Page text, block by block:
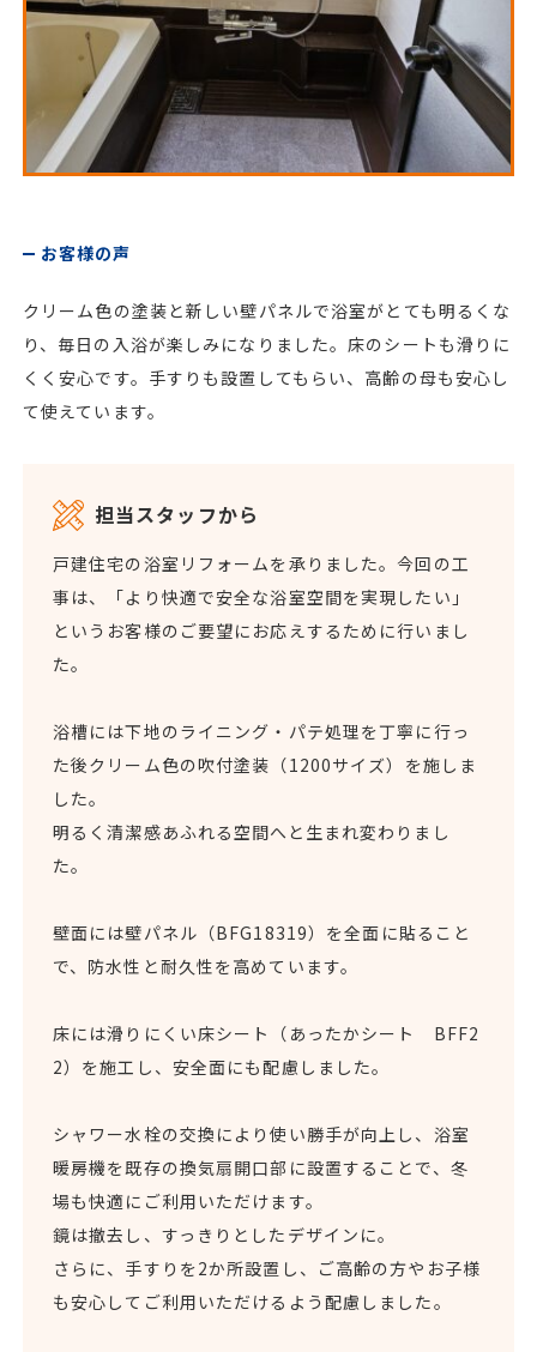
お客様の声
クリーム色の塗装と新しい壁パネルで浴室がとても明るくな
り、毎日の入浴が楽しみになりました。床のシートも滑りに
くく安心です。手すりも設置してもらい、高齢の母も安心し
て使えています。
担当スタッフから
戸建住宅の浴室リフォームを承りました。今回の工
事は、「より快適で安全な浴室空間を実現したい」
というお客様のご要望にお応えするために行いまし
た。
浴槽には下地のライニング・パテ処理を丁寧に行っ
た後クリーム色の吹付塗装（1200サイズ）を施しま
した。
明るく清潔感あふれる空間へと生まれ変わりまし
た。
壁面には壁パネル（BFG18319）を全面に貼ること
で、防水性と耐久性を高めています。
床には滑りにくい床シート（あったかシート BFF2
2）を施工し、安全面にも配慮しました。
シャワー水栓の交換により使い勝手が向上し、浴室
暖房機を既存の換気扇開口部に設置することで、冬
場も快適にご利用いただけます。
鏡は撤去し、すっきりとしたデザインに。
さらに、手すりを2か所設置し、ご高齢の方やお子様
も安心してご利用いただけるよう配慮しました。